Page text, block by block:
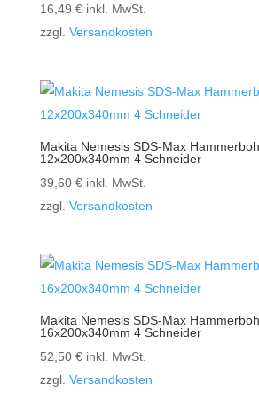
16,49 € inkl. MwSt.
zzgl. Versandkosten
Makita Nemesis SDS-Max
12x200x340mm 4 Schneider
39,60 € inkl. MwSt.
zzgl. Versandkosten
Makita Nemesis SDS-Max
16x200x340mm 4 Schneider
52,50 € inkl. MwSt.
zzgl. Versandkosten